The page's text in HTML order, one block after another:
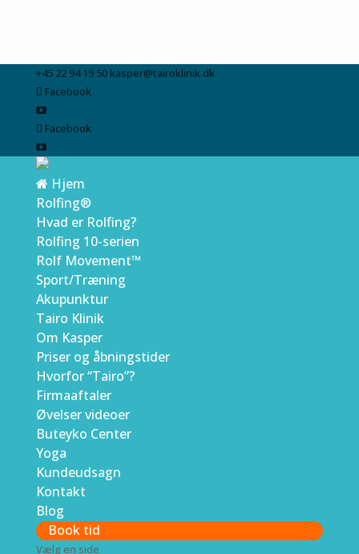
+45 22 94 19 50 kasper@tairoklinik.dk
Facebook
Facebook
Hjem
Rolfing®
Hvad er Rolfing?
Rolfing 10-serien
Rolf Movement™
Sport/Træning
Akupunktur
Tairo Klinik
Om Kasper
Priser og åbningstider
Hvorfor “Tairo”?
Firmaaftaler
Øvelser videoer
Buteyko Center
Yoga
Kundeudsagn
Kontakt
Blog
Book tid
Vælg en side